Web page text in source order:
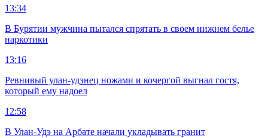
13:34
В Бурятии мужчина пытался спрятать в своем нижнем белье
наркотики
13:16
Ревнивый улан-удэнец ножами и кочергой выгнал гостя,
который ему надоел
12:58
В Улан-Удэ на Арбате начали укладывать гранит